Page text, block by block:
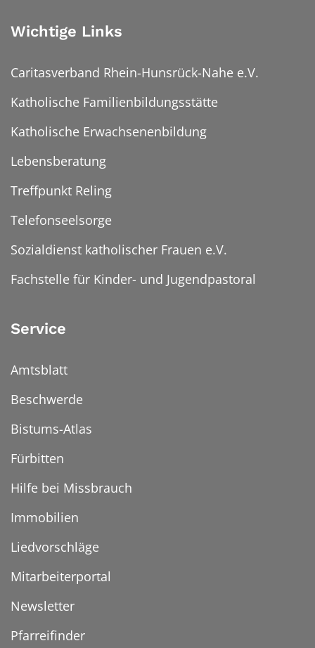
Wichtige Links
Caritasverband Rhein-Hunsrück-Nahe e.V.
Katholische Familienbildungsstätte
Katholische Erwachsenenbildung
Lebensberatung
Treffpunkt Reling
Telefonseelsorge
Sozialdienst katholischer Frauen e.V.
Fachstelle für Kinder- und Jugendpastoral
Service
Amtsblatt
Beschwerde
Bistums-Atlas
Fürbitten
Hilfe bei Missbrauch
Immobilien
Liedvorschläge
Mitarbeiterportal
Newsletter
Pfarreifinder